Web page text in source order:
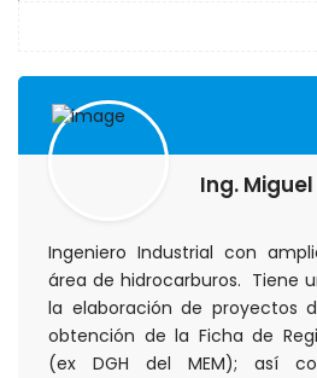
Ing.
Ingeniero Industrial con
área de hidrocarburos. Tiene
la elaboración de proyectos
obtención de la Ficha de
(ex DGH del MEM); así